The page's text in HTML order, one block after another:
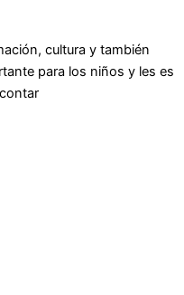
cultura y también
para los niños y les es